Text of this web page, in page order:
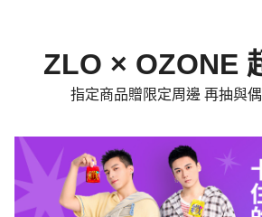
ZLO × OZONE
指定商品贈限定周邊 再抽與